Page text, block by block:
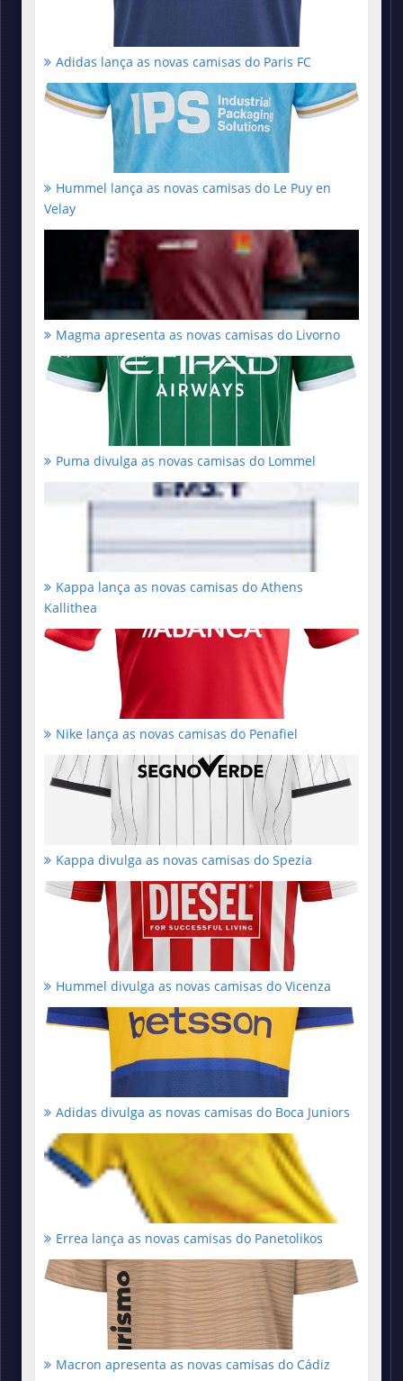
Adidas lança as novas camisas do Paris FC
Hummel lança as novas camisas do Le Puy en
Velay
Magma apresenta as novas camisas do Livorno
Puma divulga as novas camisas do Lommel
Kappa lança as novas camisas do Athens
Kallithea
Nike lança as novas camisas do Penafiel
Kappa divulga as novas camisas do Spezia
Hummel divulga as novas camisas do Vicenza
Adidas divulga as novas camisas do Boca Juniors
Errea lança as novas camisas do Panetolikos
Macron apresenta as novas camisas do Cádiz